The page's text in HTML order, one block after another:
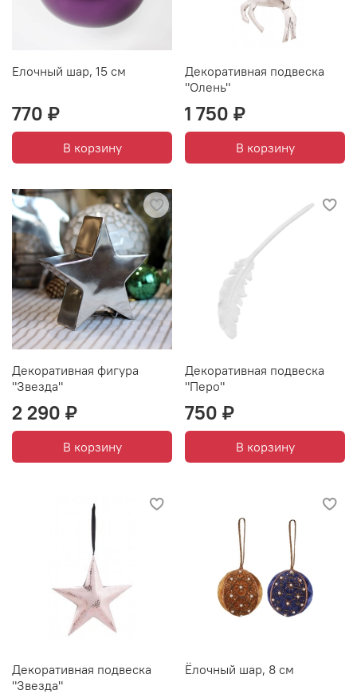
Елочный шар, 15 см
770 ₽
В корзину
Декоративная подвеска
"Олень"
1 750 ₽
В корзину
Декоративная фигура
"Звезда"
2 290 ₽
В корзину
Декоративная подвеска
"Перо"
750 ₽
В корзину
Декоративная подвеска
"Звезда"
Ёлочный шар, 8 см